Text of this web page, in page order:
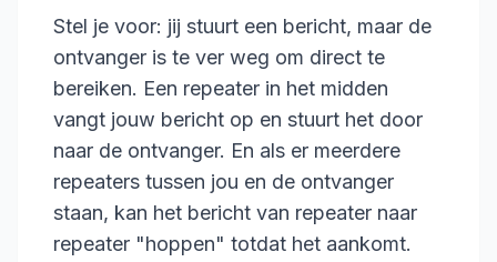
Stel je voor: jij stuurt een bericht, maar de
ontvanger is te ver weg om direct te
bereiken. Een repeater in het midden
vangt jouw bericht op en stuurt het door
naar de ontvanger. En als er meerdere
repeaters tussen jou en de ontvanger
staan, kan het bericht van repeater naar
repeater "hoppen" totdat het aankomt.